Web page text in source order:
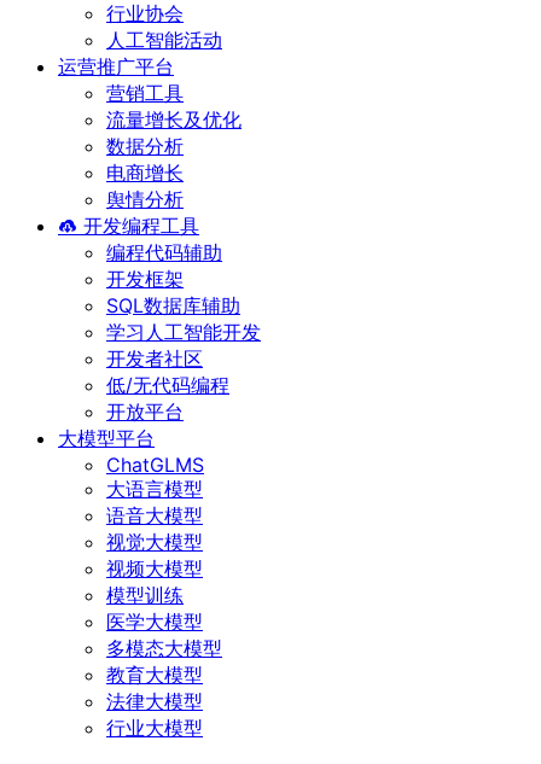
行业协会
人工智能活动
运营推广平台
营销工具
流量增长及优化
数据分析
电商增长
舆情分析
开发编程工具
编程代码辅助
开发框架
SQL数据库辅助
学习人工智能开发
开发者社区
低/无代码编程
开放平台
大模型平台
ChatGLMS
大语言模型
语音大模型
视觉大模型
视频大模型
模型训练
医学大模型
多模态大模型
教育大模型
法律大模型
行业大模型